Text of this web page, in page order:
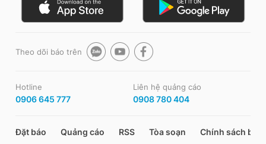
Theo dõi báo trên
Hotline
0906 645 777
Liên hệ quảng cáo
0908 780 404
Đặt báo Quảng cáo RSS Tòa soạn Chính sách bảo